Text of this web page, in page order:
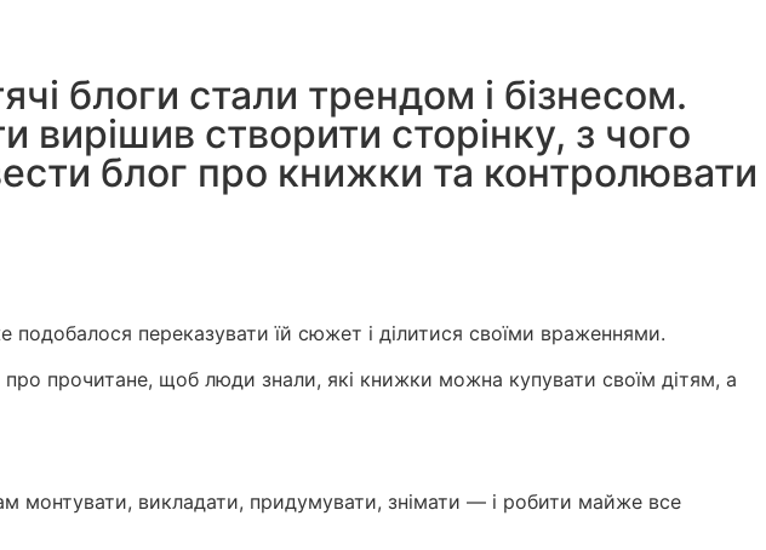
блоги стали трендом і бізнесом.
вирішив створити сторінку, з чого
блог про книжки та контролювати
переказувати їй сюжет і ділитися своїми враженнями.
прочитане, щоб люди знали, які книжки можна купувати своїм дітям, а
монтувати, викладати, придумувати, знімати — і робити майже все